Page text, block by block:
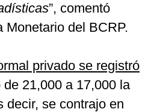
”, comentó
Monetario del BCRP.
privado se registró
21,000 a 17,000 la
decir, se contrajo en